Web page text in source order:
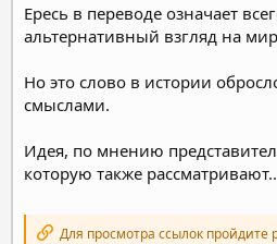
Ересь в переводе означает
альтернативный взгляд на
Но это слово в истории
смыслами.
Идея, по мнению
которую также
Для просмотра ссылок пройдите